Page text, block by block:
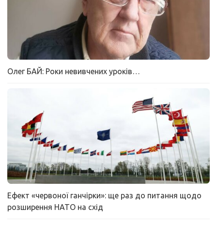
Олег БАЙ: Роки невивчених уроків…
Ефект «червоної ганчірки»: ще раз до питання щодо
розширення НАТО на схід